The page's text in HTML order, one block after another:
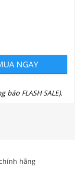
NGAY
FLASH SALE).
hãng